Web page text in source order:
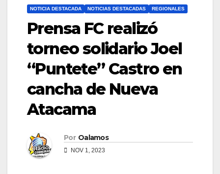
NOTICIA DESTACADA NOTICIAS DESTACADAS REGIONALES
Prensa FC realizó
torneo solidario Joel
“Puntete” Castro en
cancha de Nueva
Atacama
Por Oalamos
NOV 1, 2023